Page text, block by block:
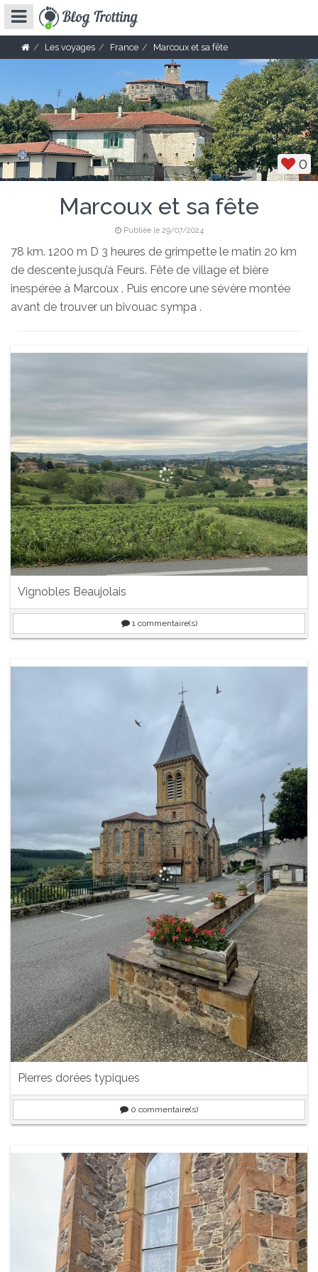
Les voyages France Marcoux et sa fête
0
Marcoux et sa fête
Publiée le 29/07/2024
78 km. 1200 m D 3 heures de grimpette le matin 20 km
de descente jusqu’à Feurs. Fête de village et bière
inespérée à Marcoux . Puis encore une sévère montée
avant de trouver un bivouac sympa .
Vignobles Beaujolais
1commentaire(s)
Pierres dorées typiques
0 commentaire(s)